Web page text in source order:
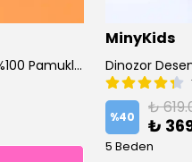
Paten Desen Gri Kısa Kollu %100 Pamuklu Erkek Çocuk Pijama Takım
MinyKids
%40 ₺
₺
5 Beden